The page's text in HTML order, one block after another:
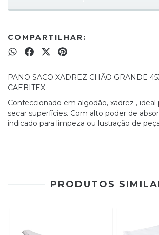
COMPARTILHAR:
PANO SACO XADREZ CHÃO GRANDE
CAEBITEX
Confeccionado em algodão, xadrez , ideal
secar superfícies. Com alto poder de
indicado para limpeza ou lustração de
PRODUTOS